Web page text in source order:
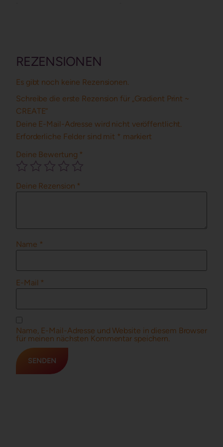
REZENSIONEN
Es gibt noch keine Rezensionen.
Schreibe die erste Rezension für „Gradient Print ~
CREATE“
Deine E-Mail-Adresse wird nicht veröffentlicht.
Erforderliche Felder sind mit * markiert
Deine Bewertung *
Deine Rezension *
Name *
E-Mail *
Name, E-Mail-Adresse und Website in diesem Browser
für meinen nächsten Kommentar speichern.